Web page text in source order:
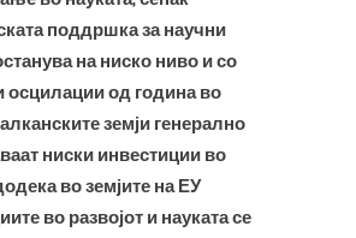
поддршка за научни
на ниско ниво и со
осцилации од година во
земји генерално
ниски инвестиции во
во земјите на ЕУ
во развојот и науката се